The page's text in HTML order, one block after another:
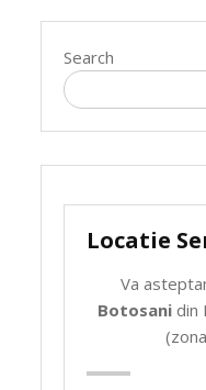
Search
Locatie
Va
Botosanidin